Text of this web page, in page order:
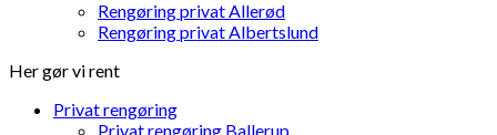
Rengøring privat Allerød
Rengøring privat Albertslund
Her gør vi rent
Privat rengøring
Privat rengøring Ballerup